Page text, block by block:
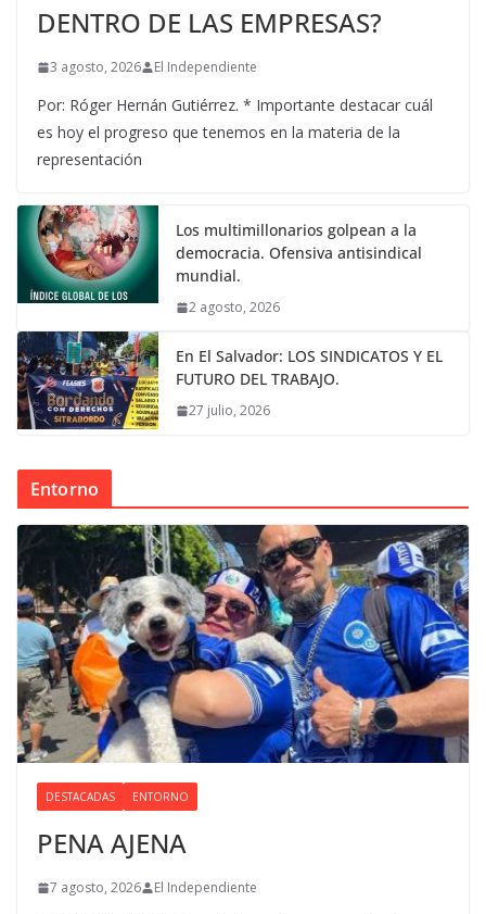
DENTRO DE LAS EMPRESAS?
3 agosto, 2026 El Independiente
Por: Róger Hernán Gutiérrez. * Importante destacar cuál
es hoy el progreso que tenemos en la materia de la
representación
Los multimillonarios golpean a la
democracia. Ofensiva antisindical
mundial.
2 agosto, 2026
En El Salvador: LOS SINDICATOS Y EL
FUTURO DEL TRABAJO.
27 julio, 2026
Entorno
DESTACADAS ENTORNO
PENA AJENA
7 agosto, 2026 El Independiente